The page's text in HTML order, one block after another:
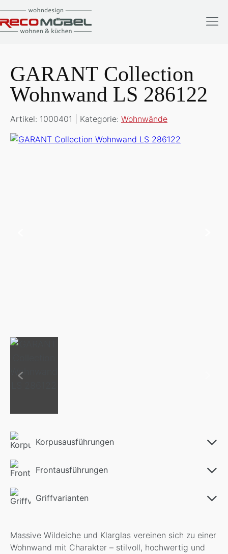
GARANT Collection
Wohnwand LS 286122
Artikel: 1000401 | Kategorie: Wohnwände
Korpusausführungen
Frontausführungen
Griffvarianten
Massive Wildeiche und Klarglas vereinen sich zu einer
Wohnwand mit Charakter – stilvoll, hochwertig und